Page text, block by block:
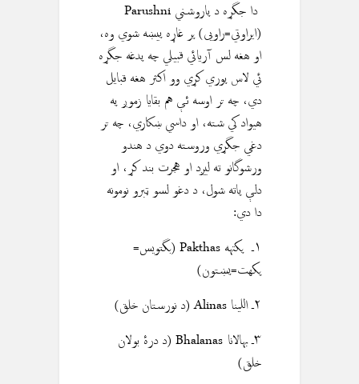
دا جگړه د پاروشني Parushni
(ايراوتي=راویی) پر غاړه پيښه شوي وه،
او هغه لس آريائي قبيلي چه پدغه جگړه
ئي لاس پوري کړي وو اكثر هغه قبايل
دي، چه تر اوسه ئې هم بقايا زموږ په
هيواد کي شته، او داسي ښکاري، چه تر
دغي جگړي وروسته دوي د هندو
ورشوگانو ته لیږد او هجرت بند کړ، او
دلې پاته شول، د دغو لسو ټبرو نومونه
دا دي:
۱ـ پکتهه Pakthas (بگتویس=
پکهت=پښتون)
۲ـ اللينا Alinas (د نورستان خلق)
۳ـ بهالانا Bhalanas (د درهٔ بولان
خلق)